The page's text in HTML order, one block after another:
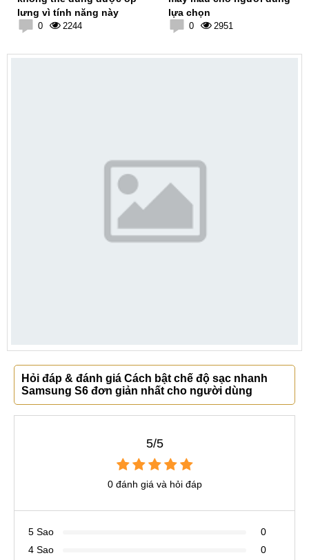
lưng vì tính năng này
0 2244
lựa chọn
0 2951
Hỏi đáp & đánh giá Cách bật chế độ sạc nhanh
Samsung S6 đơn giản nhất cho người dùng
5/5
0 đánh giá và hỏi đáp
5 Sao
0
4 Sao
0